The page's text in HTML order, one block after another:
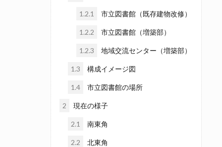
1.2.1 市立図書館（既存建物改修）
1.2.2 市立図書館（増築部）
1.2.3 地域交流センター（増築部）
1.3 構成イメージ図
1.4 市立図書館の場所
2 現在の様子
2.1 南東角
2.2 北東角